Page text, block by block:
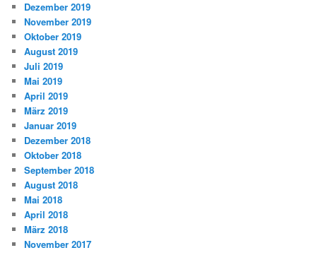
Dezember 2019
November 2019
Oktober 2019
August 2019
Juli 2019
Mai 2019
April 2019
März 2019
Januar 2019
Dezember 2018
Oktober 2018
September 2018
August 2018
Mai 2018
April 2018
März 2018
November 2017